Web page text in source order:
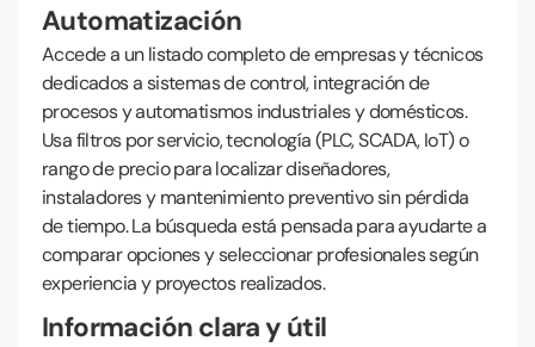
Automatización
Accede a un listado completo de empresas y técnicos
dedicados a sistemas de control, integración de
procesos y automatismos industriales y domésticos.
Usa filtros por servicio, tecnología (PLC, SCADA, IoT) o
rango de precio para localizar diseñadores,
instaladores y mantenimiento preventivo sin pérdida
de tiempo. La búsqueda está pensada para ayudarte a
comparar opciones y seleccionar profesionales según
experiencia y proyectos realizados.
Información clara y útil